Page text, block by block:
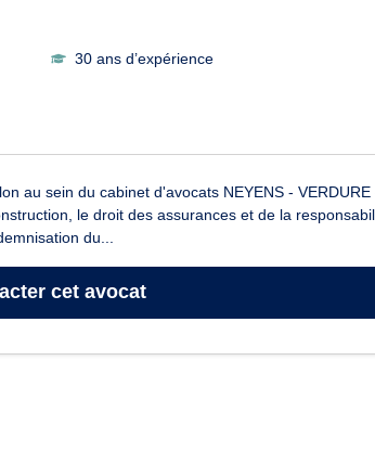
30 ans d’expérience
au sein du cabinet d'avocats NEYENS -
le droit des assurances et de la
du...
cet avocat